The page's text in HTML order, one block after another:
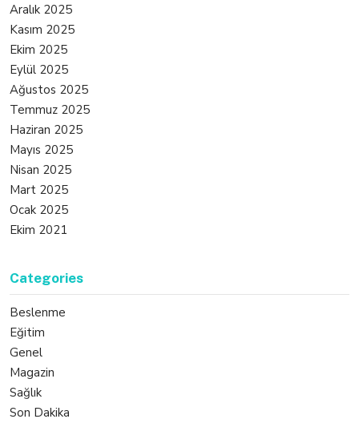
Aralık 2025
Kasım 2025
Ekim 2025
Eylül 2025
Ağustos 2025
Temmuz 2025
Haziran 2025
Mayıs 2025
Nisan 2025
Mart 2025
Ocak 2025
Ekim 2021
Categories
Beslenme
Eğitim
Genel
Magazin
Sağlık
Son Dakika